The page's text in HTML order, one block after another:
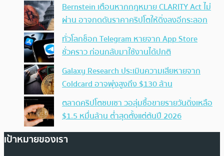
Bernstein เตือนหากกฎหมาย CLARITY Act ไม่
ผ่าน อาจกดดันราคาคริปโตให้ดิ่งลงอีกระลอก
ทั่วโลกช็อก Telegram หายจาก App Store
ชั่วคราว ก่อนกลับมาใช้งานได้ปกติ
Galaxy Research ประเมินความเสียหายจาก
Coldcard อาจพุ่งสูงถึง $130 ล้าน
ตลาดคริปโตซบเซา วอลุ่มซื้อขายรายวันดิ่งเหลือ
$1.5 หมื่นล้าน ต่ำสุดตั้งแต่ต้นปี 2026
เป้าหมายของเรา